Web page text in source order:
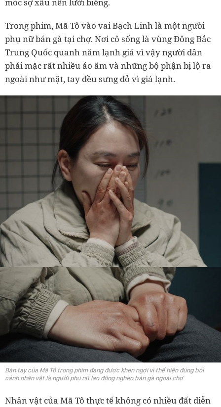
Trong phim, Mã Tô vào vai Bạch Linh là một người
phụ nữ bán gà tại chợ. Nơi cô sống là vùng Đông Bắc
Trung Quốc quanh năm lạnh giá vì vậy người dân
phải mặc rất nhiều áo ấm và những bộ phận bị lộ ra
ngoài như mặt, tay đều sưng đỏ vì giá lạnh.
Bàn tay của Mã Tô trong phim đang được khen ngợi vì thể hiện đúng bối
cảnh nhân vật là người phụ nữ lao động nghèo bán gà ngoài chợ
Nhân vật của Mã Tô thực tế không có nhiều đất diễn